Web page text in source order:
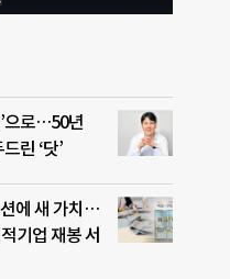
으로…50년
린 ‘닷’
에 새 가치…
기업 재봉 서